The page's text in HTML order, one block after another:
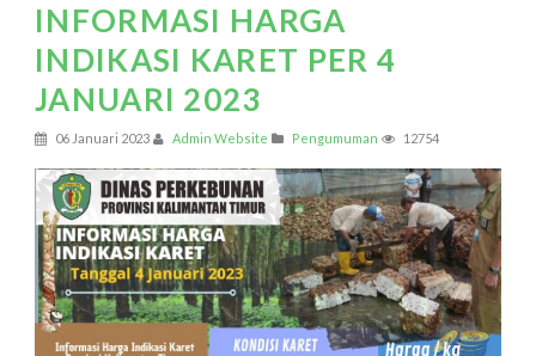
INFORMASI HARGA
INDIKASI KARET PER 4
JANUARI 2023
06 Januari 2023 Admin Website Pengumuman 12754